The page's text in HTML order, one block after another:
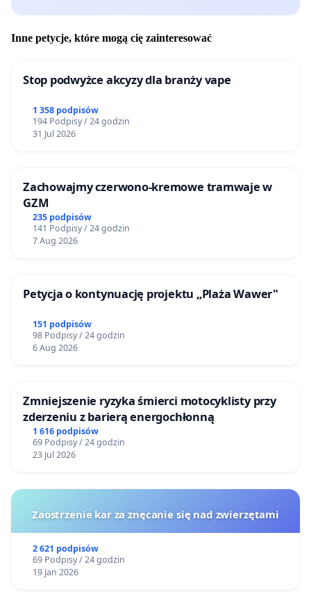
Inne petycje, które mogą cię zainteresować
Stop podwyżce akcyzy dla branży vape
1 358 podpisów
194 Podpisy / 24 godzin
31 Jul 2026
Zachowajmy czerwono-kremowe tramwaje w
GZM
235 podpisów
141 Podpisy / 24 godzin
7 Aug 2026
Petycja o kontynuację projektu „Plaża Wawer"
151 podpisów
98 Podpisy / 24 godzin
6 Aug 2026
Zmniejszenie ryzyka śmierci motocyklisty przy
zderzeniu z barierą energochłonną
1 616 podpisów
69 Podpisy / 24 godzin
23 Jul 2026
Zaostrzenie kar za znęcanie się nad zwierzętami
2 621 podpisów
69 Podpisy / 24 godzin
19 Jan 2026